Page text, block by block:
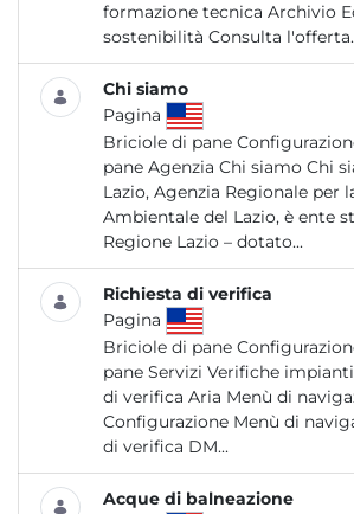
formazione tecnica Archivio
sostenibilità Consulta
Chi siamo
Pagina
Briciole di pane
pane Agenzia Chi siamo Chi
Lazio, Agenzia Regionale per
Ambientale del Lazio, è ente
Regione Lazio – dotato...
Richiesta di verifica
Pagina
Briciole di pane
pane Servizi Verifiche
di verifica Aria Menù di
Configurazione Menù di
di verifica DM...
Acque di balneazione